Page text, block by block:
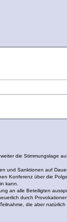
die Stimmungslage
und Sanktionen auf
Konferenz über die
kann.
an alle Beteiligten
durch
die aber natürlich